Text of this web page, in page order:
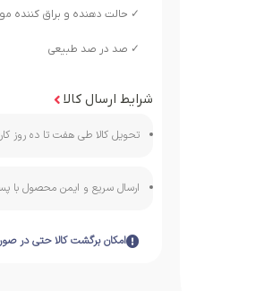
✓ حالت دهنده و براق کننده مو
✓ صد در صد طبیعی
شرایط ارسال کالا
تحویل کالا طی هفت تا ده روز
ارسال سریع و ایمن محصول با
امکان برگشت کالا حتی در